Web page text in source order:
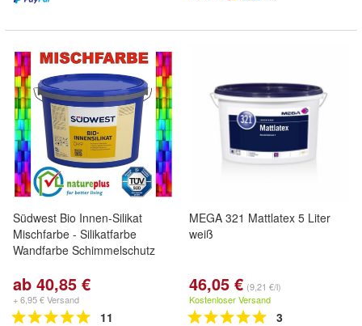
Südwest Bio Innen-Silikat
Mischfarbe - Silikatfarbe
Wandfarbe Schimmelschutz
ab 40,85 €
+ 6,95 € Versand
11
MEGA 321 Mattlatex 5 Liter
weiß
46,05 € (9,21 €/l)
Kostenloser Versand
3